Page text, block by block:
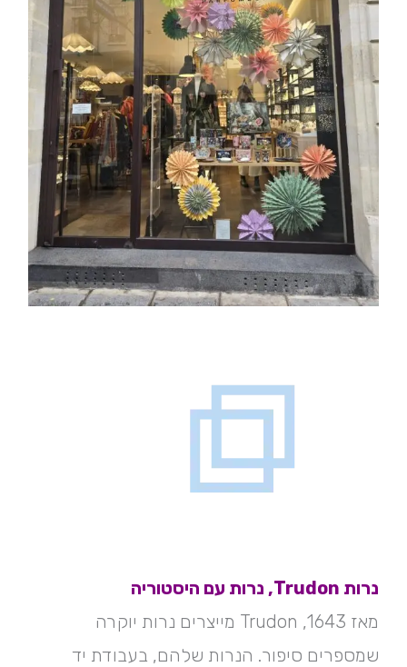
נרות Trudon, נרות עם היסטוריה
מאז 1643, Trudon מייצרים נרות יוקרה
שמספרים סיפור. הנרות שלהם, בעבודת יד